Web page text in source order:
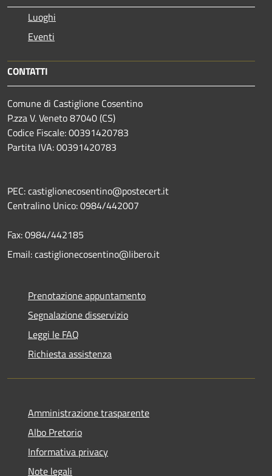
Luoghi
Eventi
CONTATTI
Comune di Castiglione Cosentino
P.zza V. Veneto 87040 (CS)
Codice Fiscale: 00391420783
Partita IVA: 00391420783
PEC: castiglionecosentino@postecert.it
Centralino Unico: 0984/442007
Fax: 0984/442185
Email: castiglionecosentino@libero.it
Prenotazione appuntamento
Segnalazione disservizio
Leggi le FAQ
Richiesta assistenza
Amministrazione trasparente
Albo Pretorio
Informativa privacy
Note legali